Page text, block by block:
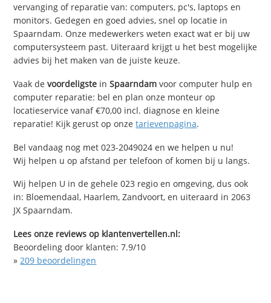
vervanging of reparatie van: computers, pc's, laptops en
monitors. Gedegen en goed advies, snel op locatie in
Spaarndam. Onze medewerkers weten exact wat er bij uw
computersysteem past. Uiteraard krijgt u het best mogelijke
advies bij het maken van de juiste keuze.
Vaak devoordeligste inSpaarndam voor computer hulp en
computer reparatie: bel en plan onze monteur op
locatieservice vanaf €70,00 incl. diagnose en kleine
reparatie! Kijk gerust op onzetarievenpagina.
Bel vandaag nog met 023-2049024 en we helpen u nu!
Wij helpen u op afstand per telefoon of komen bij u langs.
Wij helpen U in de gehele 023 regio en omgeving, dus ook
in: Bloemendaal, Haarlem, Zandvoort, en uiteraard in 2063
JX Spaarndam.
Lees onze reviews op klantenvertellen.nl:
Beoordeling door klanten:7.9/10
»209 beoordelingen